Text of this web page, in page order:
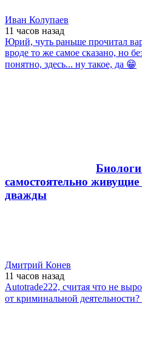
Иван Колупаев
11 часов назад
Юрий, чуть раньше прочитал
вроде то же самое сказано, но
понятно, здесь... ну такое, да 😁
самостоятельно
дважды
Дмитрий Конев
11 часов назад
Autotrade222, считая что не
от криминальной